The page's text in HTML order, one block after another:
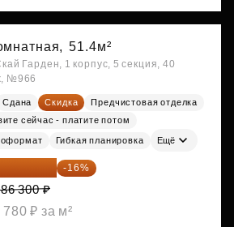
51.4м²
Гарден, 1 корпус, 5 секция, 40
№966
Сдана Скидка
Предчистовая отделка
сейчас - платите потом
Гибкая планировка Ещё
492 ₽ -16%
300 ₽
₽ за м²